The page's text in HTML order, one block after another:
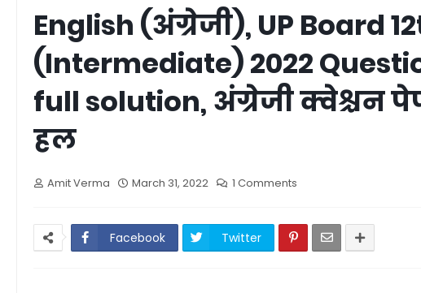
English (अंग्रेजी), UP Board
(Intermediate) 2022
full solution, अंग्रेजी क्वेश्चन
हल
Amit Verma March 31, 2022 1 Comments
Facebook Twitter